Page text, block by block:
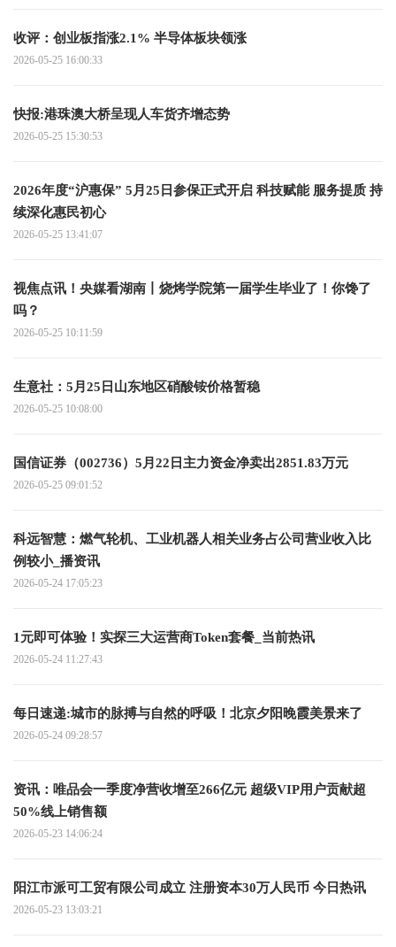
收评：创业板指涨2.1% 半导体板块领涨
2026-05-25 16:00:33
快报:港珠澳大桥呈现人车货齐增态势
2026-05-25 15:30:53
2026年度“沪惠保” 5月25日参保正式开启 科技赋能 服务提质 持
续深化惠民初心
2026-05-25 13:41:07
视焦点讯！央媒看湖南丨烧烤学院第一届学生毕业了！你馋了
吗？
2026-05-25 10:11:59
生意社：5月25日山东地区硝酸铵价格暂稳
2026-05-25 10:08:00
国信证券（002736）5月22日主力资金净卖出2851.83万元
2026-05-25 09:01:52
科远智慧：燃气轮机、工业机器人相关业务占公司营业收入比
例较小_播资讯
2026-05-24 17:05:23
1元即可体验！实探三大运营商Token套餐_当前热讯
2026-05-24 11:27:43
每日速递:城市的脉搏与自然的呼吸！北京夕阳晚霞美景来了
2026-05-24 09:28:57
资讯：唯品会一季度净营收增至266亿元 超级VIP用户贡献超
50%线上销售额
2026-05-23 14:06:24
阳江市派可工贸有限公司成立 注册资本30万人民币 今日热讯
2026-05-23 13:03:21